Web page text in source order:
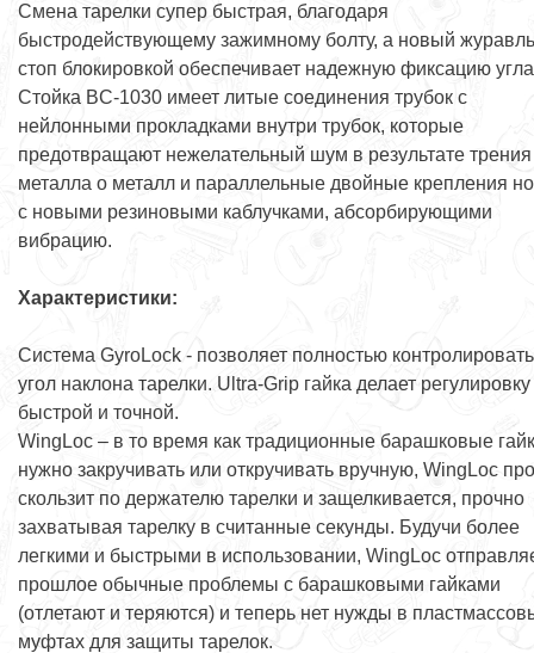
Смена тарелки супер быстрая, благодаря
быстродействующему зажимному болту, а новый
стоп блокировкой обеспечивает надежную фиксацию
Стойка BC-1030 имеет литые соединения трубок с
нейлонными прокладками внутри трубок, которые
предотвращают нежелательный шум в результате трения
металла о металл и параллельные двойные крепления
с новыми резиновыми каблучками, абсорбирующими
вибрацию.
Характеристики:
Система GyroLock - позволяет полностью контролировать
угол наклона тарелки. Ultra-Grip гайка делает регулировку
быстрой и точной.
WingLoc – в то время как традиционные барашковые
нужно закручивать или откручивать вручную, WingLoc
скользит по держателю тарелки и защелкивается, прочно
захватывая тарелку в считанные секунды. Будучи более
легкими и быстрыми в использовании, WingLoc
прошлое обычные проблемы с барашковыми гайками
(отлетают и теряются) и теперь нет нужды в
муфтах для защиты тарелок.